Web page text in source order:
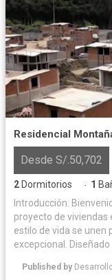
Residencial
Desde S/.50,702
2 Dormitorios · 1
Introducción:
proyecto de viviendas
estilo de vida se unen
excepcional.
moderna,
Published by